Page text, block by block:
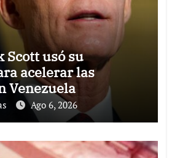
Scott usó su
acelerar las
Venezuela
Ago 6, 2026